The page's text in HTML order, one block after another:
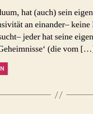
hat (auch) sein
an einander– keine
jeder hat seine
(die vom